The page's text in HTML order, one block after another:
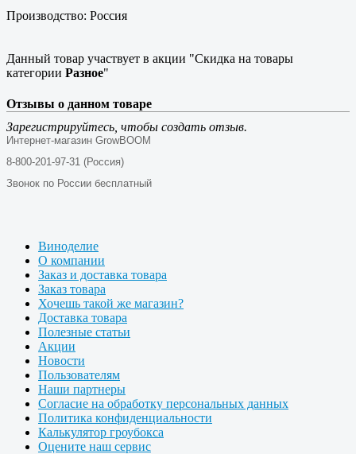
Производство: Россия
Данный товар участвует в акции "Скидка на товары
категории Разное"
Отзывы о данном товаре
Зарегистрируйтесь, чтобы создать отзыв.
Интернет-магазин GrowBOOM
8-800-201-97-31 (Россия)
Звонок по России бесплатный
Виноделие
О компании
Заказ и доставка товара
Заказ товара
Хочешь такой же магазин?
Доставка товара
Полезные статьи
Акции
Новости
Пользователям
Наши партнеры
Согласие на обработку персональных данных
Политика конфиденциальности
Калькулятор гроубокса
Оцените наш сервис